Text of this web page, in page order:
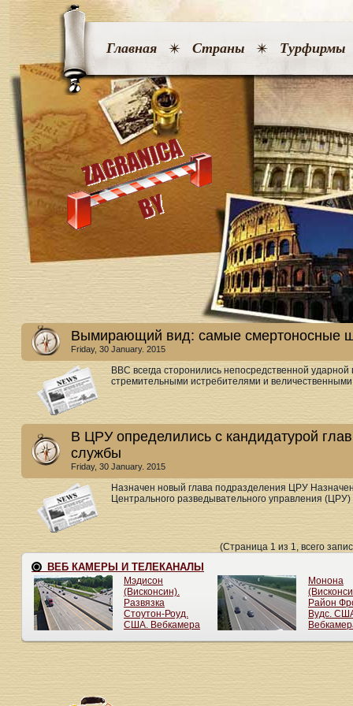
Главная Страны Турфирмы
Вымирающий вид: самые смертоносные
Friday, 30 January. 2015
ВВС всегда сторонились непосредственной
стремительными истребителями и
В ЦРУ определились с кандидатурой
службы
Friday, 30 January. 2015
Назначен новый глава подразделения ЦРУ
Центрального разведывательного управления
(Страница 1 из 1, всего